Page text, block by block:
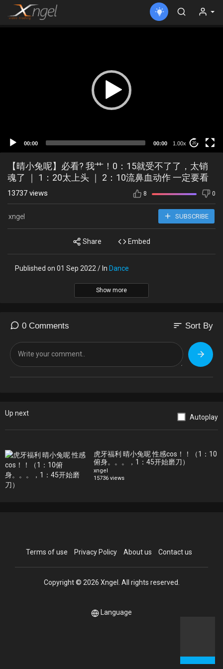
00:00 00:00 1.00x 20
【晴小兔呢】必看? 我艹！0：15就受不了了，太销
魂了 ｜ 1：20太上头 ｜ 2：10流鼻血动作 一定要看
8 0
13737 views
xngel SUBSCRIBE
Share Embed
Published on 01 Sep 2022 / In Dance
Show more
0 Comments sort Sort By
Up next Autoplay
虎牙福利 晴小兔呢 性感cos！！（1：10
俯身。。。，1：45开始磨刀）
xngel
15736 views
Terms of use Privacy Policy About us Contact us
Copyright © 2026 Xngel. All rights reserved.
Language